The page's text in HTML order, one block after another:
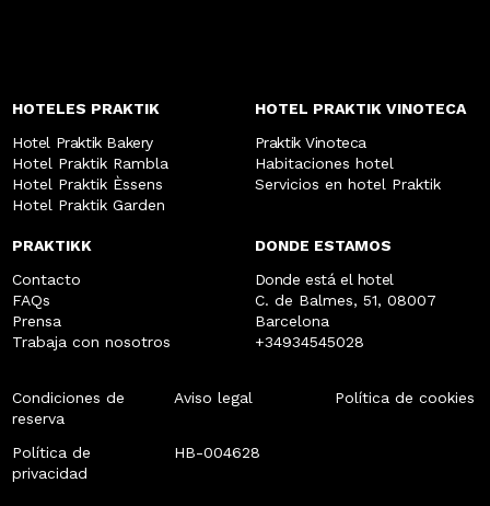
HOTELES PRAKTIK
Hotel Praktik Bakery
Hotel Praktik Rambla
Hotel Praktik Èssens
Hotel Praktik Garden
HOTEL PRAKTIK VINOTECA
Praktik Vinoteca
Habitaciones hotel
Servicios en hotel Praktik
PRAKTIKK
Contacto
FAQs
Prensa
Trabaja con nosotros
DONDE ESTAMOS
Donde está el hotel
C. de Balmes, 51, 08007
Barcelona
+34934545028
Condiciones de
reserva
Aviso legal Política de cookies
Política de
privacidad
HB-004628